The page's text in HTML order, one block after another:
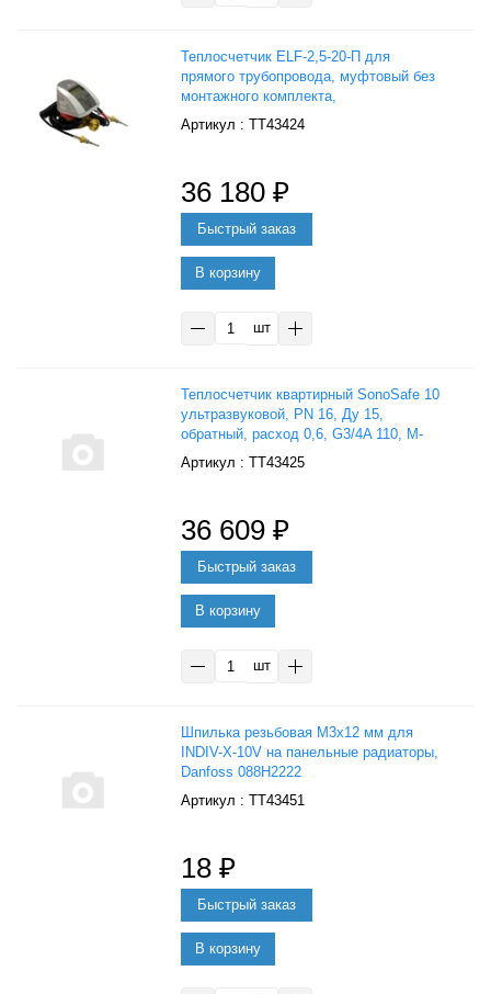
Теплосчетчик ELF-2,5-20-П для
прямого трубопровода, муфтовый без
монтажного комплекта,
Тепловодомер
: ТТ43424
36 180 ₽
В корзину
шт
Теплосчетчик квартирный SonoSafe 10
ультразвуковой, PN 16, Ду 15,
обратный, расход 0,6, G3/4A 110, M-
bus, Danfoss 014U0158P
: ТТ43425
36 609 ₽
В корзину
шт
Шпилька резьбовая М3х12 мм для
INDIV-X-10V на панельные радиаторы,
Danfoss 088H2222
: ТТ43451
18 ₽
В корзину